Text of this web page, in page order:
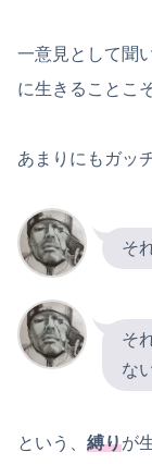
一意見として聞
に生きることこ
あまりにもガッ
そ
そ
な
という、 縛りが